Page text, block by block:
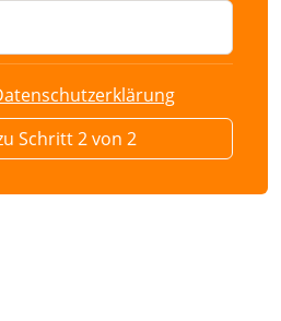
Schritt 2 von 2